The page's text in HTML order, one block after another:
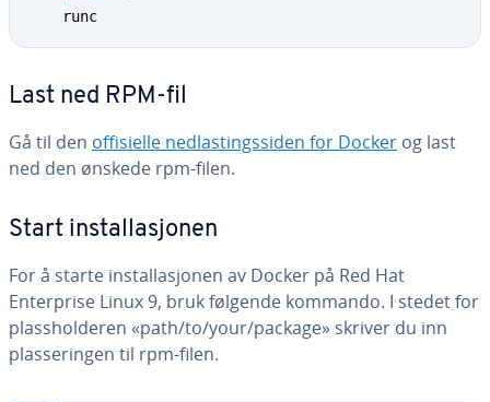
    runc
Last ned RPM-fil
Gå til den offisielle nedlastingssiden for Docker og last
ned den ønskede rpm-filen.
Start installasjonen
For å starte installasjonen av Docker på Red Hat
Enterprise Linux 9, bruk følgende kommando. I stedet for
plassholderen «path/to/your/package» skriver du inn
plasseringen til rpm-filen.